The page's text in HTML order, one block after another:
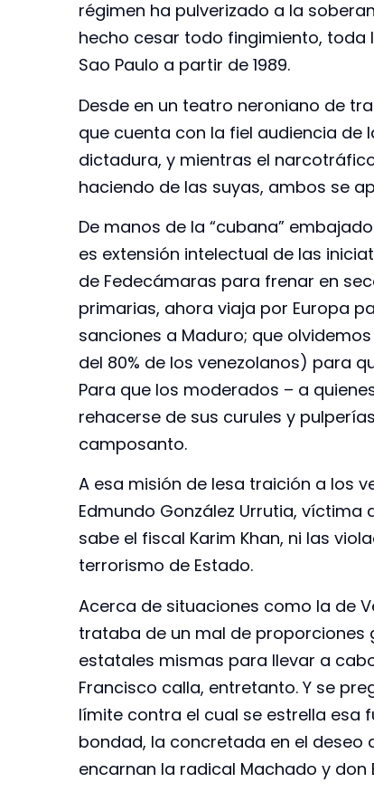
régimen ha pulverizado a la
hecho cesar todo fingimiento, toda
Sao Paulo a partir de 1989.
Desde en un teatro neroniano de
que cuenta con la fiel audiencia
dictadura, y mientras el
haciendo de las suyas, ambos se
De manos de la “cubana”
es extensión intelectual de las
de Fedecámaras para frenar en
primarias, ahora viaja por Europa
sanciones a Maduro; que
del 80% de los venezolanos) para
Para que los moderados – a
rehacerse de sus curules y
camposanto.
A esa misión de lesa traición a los
Edmundo González Urrutia,
sabe el fiscal Karim Khan, ni las
terrorismo de Estado.
Acerca de situaciones como la de
trataba de un mal de proporciones
estatales mismas para llevar a
Francisco calla, entretanto. Y se
límite contra el cual se estrella esa
bondad, la concretada en el deseo
encarnan la radical Machado y don